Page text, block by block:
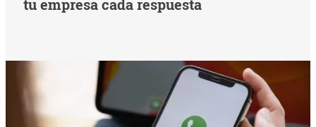
tu empresa cada respuesta